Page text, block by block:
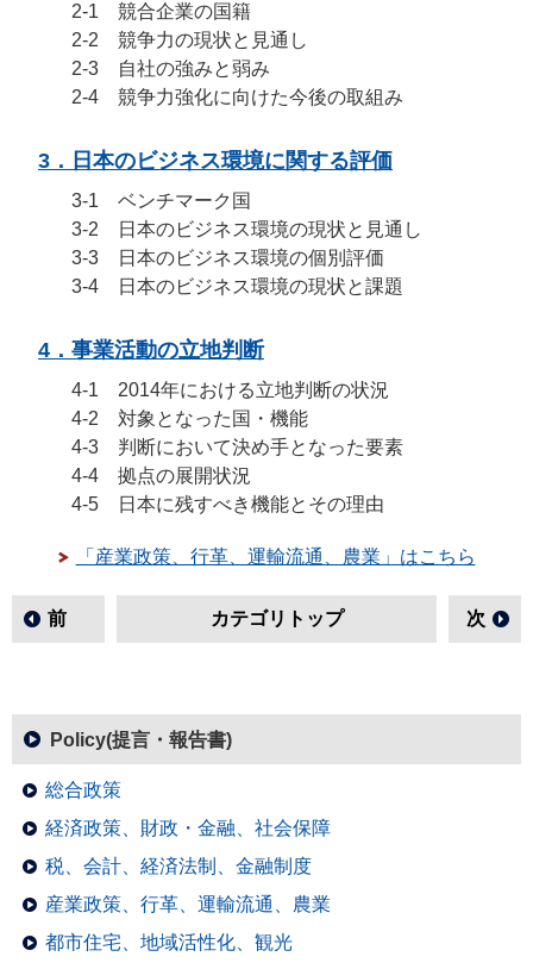
2-1 競合企業の国籍
2-2 競争力の現状と見通し
2-3 自社の強みと弱み
2-4 競争力強化に向けた今後の取組み
3．日本のビジネス環境に関する評価
3-1 ベンチマーク国
3-2 日本のビジネス環境の現状と見通し
3-3 日本のビジネス環境の個別評価
3-4 日本のビジネス環境の現状と課題
4．事業活動の立地判断
4-1 2014年における立地判断の状況
4-2 対象となった国・機能
4-3 判断において決め手となった要素
4-4 拠点の展開状況
4-5 日本に残すべき機能とその理由
「産業政策、行革、運輸流通、農業」はこちら
前 カテゴリトップ 次
Policy(提言・報告書)
総合政策
経済政策、財政・金融、社会保障
税、会計、経済法制、金融制度
産業政策、行革、運輸流通、農業
都市住宅、地域活性化、観光